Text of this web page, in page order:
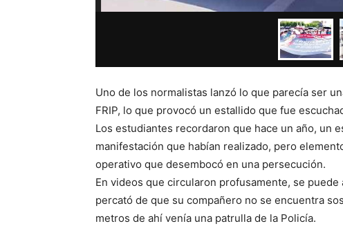
Uno de los normalistas lanzó lo que parecía ser
FRIP, lo que provocó un estallido que fue
Los estudiantes recordaron que hace un año, un
manifestación que habían realizado, pero
operativo que desembocó en una persecución.
En videos que circularon profusamente, se
percató de que su compañero no se encuentra
metros de ahí venía una patrulla de la Policía.